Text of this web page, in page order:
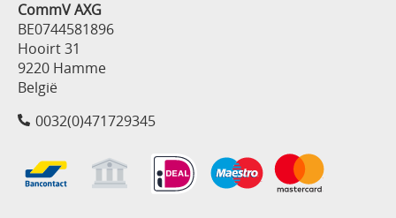
CommV AXG
BE0744581896
Hooirt 31
9220 Hamme
België
0032(0)471729345